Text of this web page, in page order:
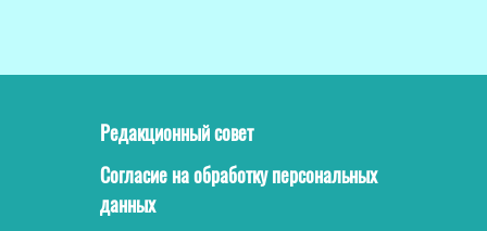
Редакционный совет
Согласие на обработку персональных
данных